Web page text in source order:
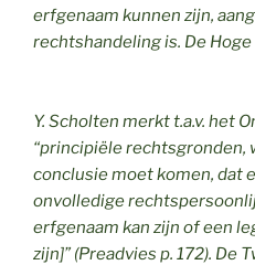
erfgenaam kunnen zijn,
rechtshandeling is. De
Y. Scholten merkt t.a.v. het
“principiële rechtsgronden,
conclusie moet komen, dat
onvolledige
erfgenaam kan zijn of een
zijn]” (Preadvies p. 172). De